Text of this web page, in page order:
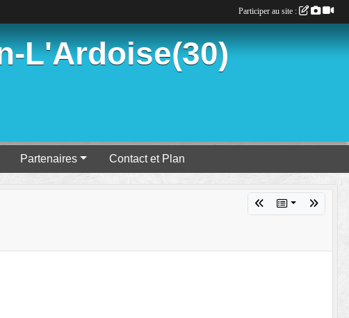
L'Ardoise(30)
Partenaires Contact et Plan
Participer au site :